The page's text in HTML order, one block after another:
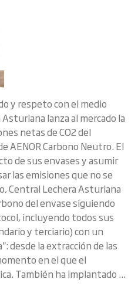
y respeto con el medio
lanza al mercado la
netas de CO2 del
AENOR Carbono Neutro. El
de sus envases y asumir
las emisiones que no se
Central Lechera Asturiana
del envase siguiendo
incluyendo todos sus
y terciario) con un
desde la extracción de las
en el que el
También ha implantado ...